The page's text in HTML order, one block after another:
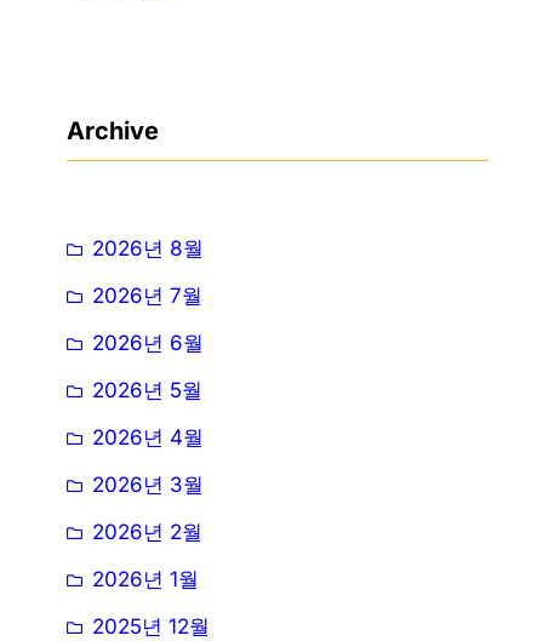
Archive
2026년 8월
2026년 7월
2026년 6월
2026년 5월
2026년 4월
2026년 3월
2026년 2월
2026년 1월
2025년 12월